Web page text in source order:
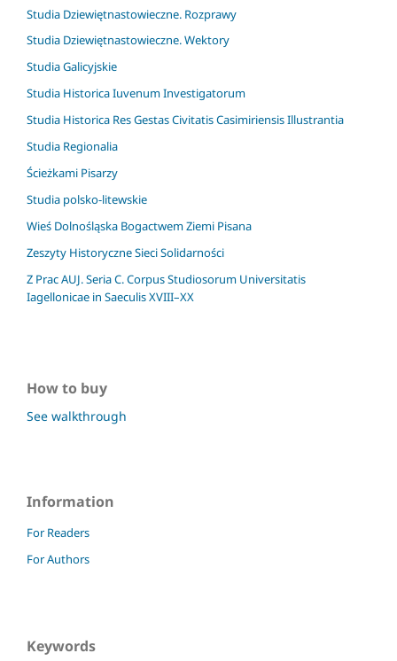
Studia Dziewiętnastowieczne. Rozprawy
Studia Dziewiętnastowieczne. Wektory
Studia Galicyjskie
Studia Historica Iuvenum Investigatorum
Studia Historica Res Gestas Civitatis Casimiriensis Illustrantia
Studia Regionalia
Ścieżkami Pisarzy
Studia polsko-litewskie
Wieś Dolnośląska Bogactwem Ziemi Pisana
Zeszyty Historyczne Sieci Solidarności
Z Prac AUJ. Seria C. Corpus Studiosorum Universitatis
Iagellonicae in Saeculis XVIII–XX
How to buy
See walkthrough
Information
For Readers
For Authors
Keywords